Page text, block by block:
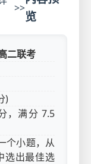
>>
览
二联考
)
，满分 7.5
个小题，从
选出最佳选